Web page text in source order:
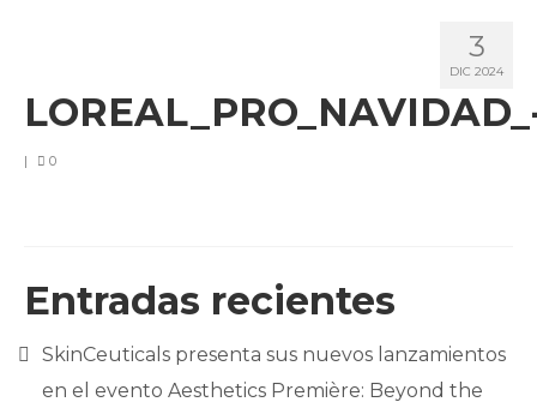
Qué hacemos
BLOG
CONTACTO
3
DIC 2024
| 0
Entradas recientes
SkinCeuticals presenta sus nuevos lanzamientos
en el evento Aesthetics Première: Beyond the